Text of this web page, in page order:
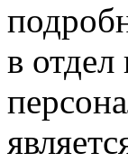
в